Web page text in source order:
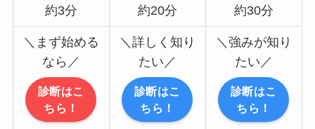
約3分 約20分 約30分
＼まず始める
なら／
診断はこ
ちら！
＼詳しく知り
たい／
診断はこ
ちら！
＼強みが知り
たい／
診断はこ
ちら！